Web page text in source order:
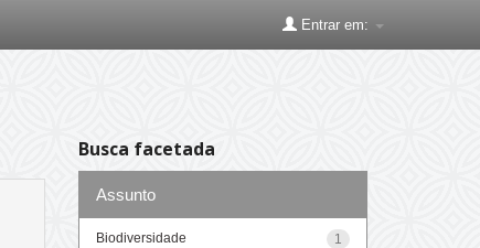
Entrar em:
Busca facetada
Assunto
1
Biodiversidade